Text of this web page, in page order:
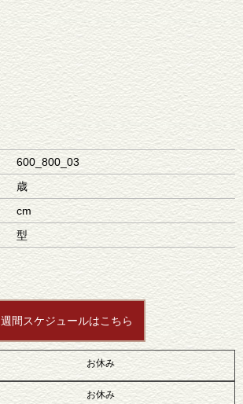
600_800_03
歳
cm
型
週間スケジュールはこちら
お休み
お休み